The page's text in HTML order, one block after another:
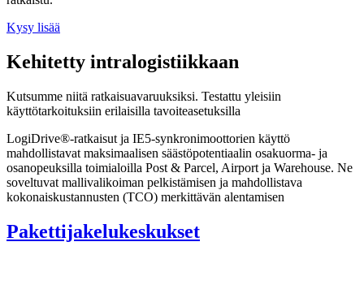
Kysy lisää
Kehitetty intralogistiikkaan
Kutsumme niitä ratkaisuavaruuksiksi. Testattu yleisiin
käyttötarkoituksiin erilaisilla tavoiteasetuksilla
LogiDrive®-ratkaisut ja IE5-synkronimoottorien käyttö
mahdollistavat maksimaalisen säästöpotentiaalin osakuorma- ja
osanopeuksilla toimialoilla Post & Parcel, Airport ja Warehouse. Ne
soveltuvat mallivalikoiman pelkistämisen ja mahdollistava
kokonaiskustannusten (TCO) merkittävän alentamisen
Pakettijakelukeskukset